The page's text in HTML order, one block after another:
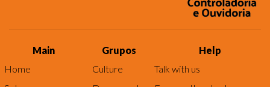
Main
Home
Grupos
Culture
Help
Talk with us